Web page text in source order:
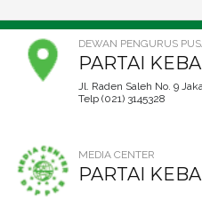
DEWAN PENGURUS
PARTAI
Jl. Raden Saleh No. 9
Telp (021) 3145328
MEDIA CENTER
PARTAI